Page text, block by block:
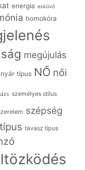
energia esküvő
homokóra
megújulás
nyár típus NŐ női
személyes stílus
szépség
tavasz típus